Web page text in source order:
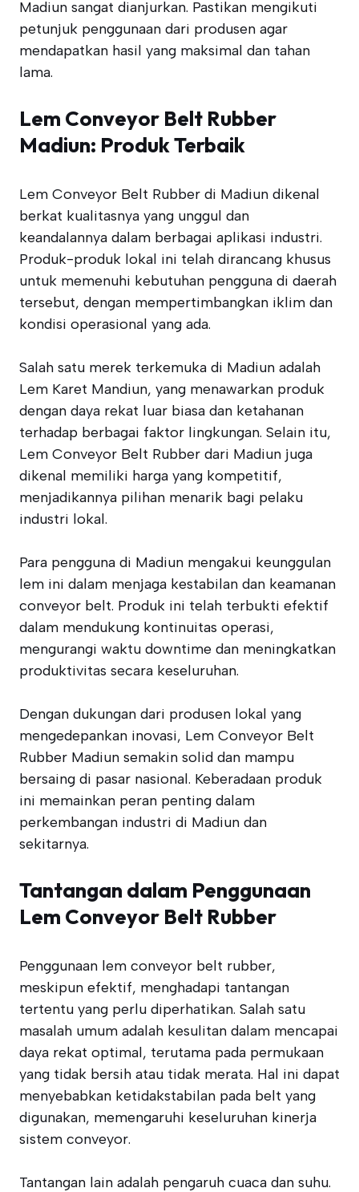
Madiun sangat dianjurkan. Pastikan mengikuti
petunjuk penggunaan dari produsen agar
mendapatkan hasil yang maksimal dan tahan
lama.
Lem Conveyor Belt Rubber
Madiun: Produk Terbaik
Lem Conveyor Belt Rubber di Madiun dikenal
berkat kualitasnya yang unggul dan
keandalannya dalam berbagai aplikasi industri.
Produk-produk lokal ini telah dirancang khusus
untuk memenuhi kebutuhan pengguna di daerah
tersebut, dengan mempertimbangkan iklim dan
kondisi operasional yang ada.
Salah satu merek terkemuka di Madiun adalah
Lem Karet Mandiun, yang menawarkan produk
dengan daya rekat luar biasa dan ketahanan
terhadap berbagai faktor lingkungan. Selain itu,
Lem Conveyor Belt Rubber dari Madiun juga
dikenal memiliki harga yang kompetitif,
menjadikannya pilihan menarik bagi pelaku
industri lokal.
Para pengguna di Madiun mengakui keunggulan
lem ini dalam menjaga kestabilan dan keamanan
conveyor belt. Produk ini telah terbukti efektif
dalam mendukung kontinuitas operasi,
mengurangi waktu downtime dan meningkatkan
produktivitas secara keseluruhan.
Dengan dukungan dari produsen lokal yang
mengedepankan inovasi, Lem Conveyor Belt
Rubber Madiun semakin solid dan mampu
bersaing di pasar nasional. Keberadaan produk
ini memainkan peran penting dalam
perkembangan industri di Madiun dan
sekitarnya.
Tantangan dalam Penggunaan
Lem Conveyor Belt Rubber
Penggunaan lem conveyor belt rubber,
meskipun efektif, menghadapi tantangan
tertentu yang perlu diperhatikan. Salah satu
masalah umum adalah kesulitan dalam mencapai
daya rekat optimal, terutama pada permukaan
yang tidak bersih atau tidak merata. Hal ini dapat
menyebabkan ketidakstabilan pada belt yang
digunakan, memengaruhi keseluruhan kinerja
sistem conveyor.
Tantangan lain adalah pengaruh cuaca dan suhu.